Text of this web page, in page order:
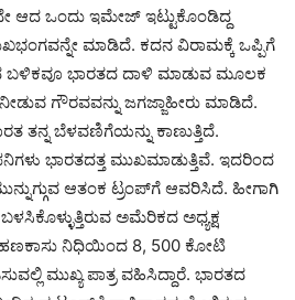
ಆದ ಒಂದು ಇಮೇಜ್‌ ಇಟ್ಟುಕೊಂಡಿದ್ದ
ಮಾಡಿದೆ. ಕದನ ವಿರಾಮಕ್ಕೆ ಒಪ್ಪಿಗೆ
ಬಳಿಕವೂ ಭಾರತದ ದಾಳಿ ಮಾಡುವ ಮೂಲಕ
ಗೌರವವನ್ನು ಜಗಜ್ಜಾಹೀರು ಮಾಡಿದೆ.
ತನ್ನ ಬೆಳವಣಿಗೆಯನ್ನು ಕಾಣುತ್ತಿದೆ.
ಭಾರತದತ್ತ ಮುಖಮಾಡುತ್ತಿವೆ. ಇದರಿಂದ
ಆತಂಕ ಟ್ರಂಪ್‌ಗೆ ಆವರಿಸಿದೆ. ಹೀಗಾಗಿ
ಅಮೆರಿಕದ ಅಧ್ಯಕ್ಷ
ಹಣಕಾಸು ನಿಧಿಯಿಂದ 8, 500 ಕೋಟಿ
ಮುಖ್ಯ ಪಾತ್ರ ವಹಿಸಿದ್ದಾರೆ. ಭಾರತದ